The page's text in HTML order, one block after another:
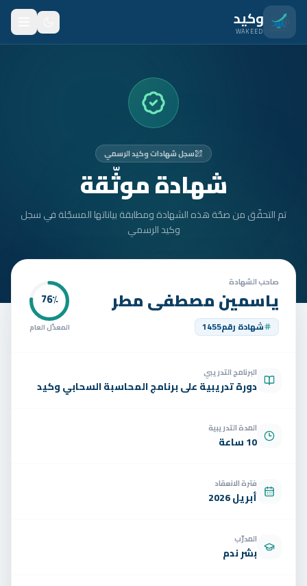
انتقل للمحتوى الرئيسي
وكيد
WAKEED
المتدربون
الأمان
تواصل
الوظائف
سجل شهادات وكيد الرسمي
شهادة موثّقة
تم التحقّق من صحّة هذه الشهادة ومطابقة بياناتها المسجّلة في سجل
وكيد الرسمي
صاحب الشهادة
ياسمين مصطفى مطر
شهادة رقم1455
76٪
المعدّل العام
البرنامج التدريبي
دورة تدريبية على برنامج المحاسبة السحابي وكيد
المدة التدريبية
10 ساعة
فترة الانعقاد
أبريل 2026
المدرّب
بشر ندم